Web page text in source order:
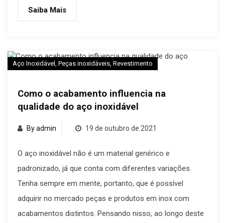
Saiba Mais
Aço Inoxidável Peças inoxidáveis Revestimento
Como o acabamento influencia na
qualidade do aço inoxidável
By admin 19 de outubro de 2021
O aço inoxidável não é um material genérico e
padronizado, já que conta com diferentes variações.
Tenha sempre em mente, portanto, que é possível
adquirir no mercado peças e produtos em inox com
acabamentos distintos. Pensando nisso, ao longo deste